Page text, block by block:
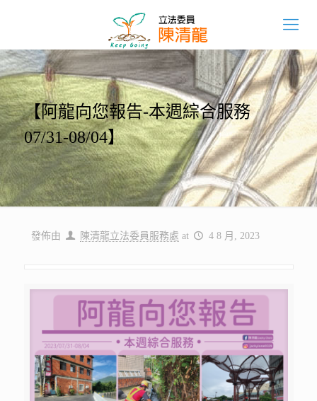
【阿龍向您報告-本週綜合服務
07/31-08/04】
發佈由 陳清龍立法委員服務處 at 4 8 月, 2023